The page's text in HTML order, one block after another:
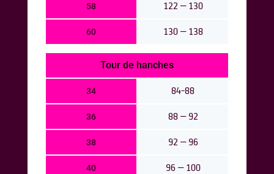
58
60
122 – 130
130 – 138
34
36
38
40
Tour de hanches
84-88
88 – 92
92 – 96
96 – 100